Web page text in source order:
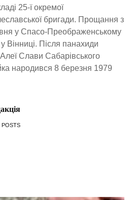
25-ї окремої
бригади. Прощання з
у Спасо-Преображенському
Вінниці. Після панахиди
Слави Сабарівського
народився 8 березня 1979
POSTS